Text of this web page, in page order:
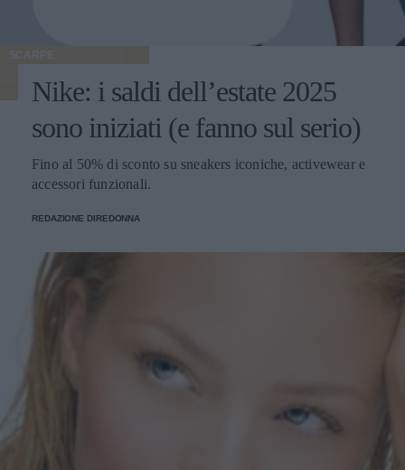
SCARPE
Nike: i saldi dell’estate 2025
sono iniziati (e fanno sul serio)
Fino al 50% di sconto su sneakers iconiche, activewear e
accessori funzionali.
REDAZIONE DIREDONNA